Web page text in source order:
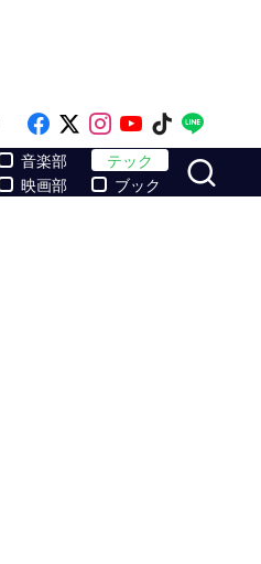
Like on Facebook
Follow on x
Follow on
Follow on
Follow
音楽部
映画部
テック
ブック